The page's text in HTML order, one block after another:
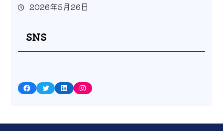
2026年5月26日
SNS
Facebook Twitter LinkedIn Instagram